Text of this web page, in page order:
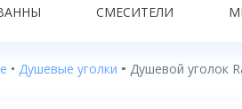
СМЕСИТЕЛИ
Душевые уголки Душевой уголок